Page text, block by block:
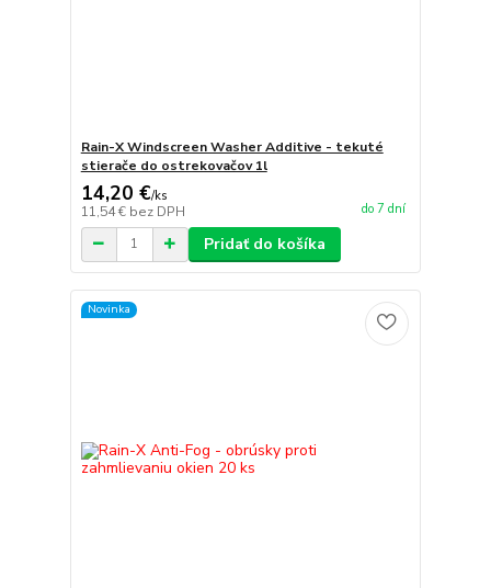
Rain-X Windscreen Washer Additive - tekuté
stierače do ostrekovačov 1l
14,20 €/ks
11,54 € bez DPH do 7 dní
Pridať do košíka
Novinka